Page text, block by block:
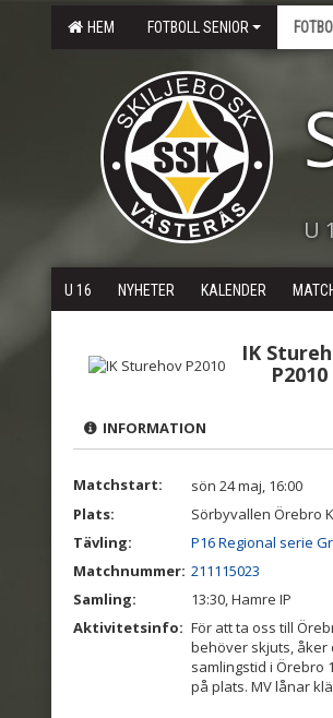
HEM FOTBOLL SENIOR
U
U 16 NYHETER KALENDER
IK
P2010
INFORMATION
Matchstart:
sön 24 maj, 16:00
Plats:
Sörbyvallen Örebro
Tävling:
P16 Regional serie
Matchnummer: 211115023
Samling:
13:30, Hamre IP
Aktivitetsinfo: För att ta oss till
behöver skjuts, åker
samlingstid i Örebro
på plats. MV lånar